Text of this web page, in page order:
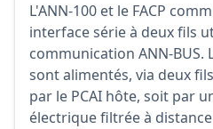
L'ANN-100 et le FACP
interface série à deux fils
communication ANN-BUS.
sont alimentés, via deux
par le PCAI hôte, soit par
électrique filtrée à